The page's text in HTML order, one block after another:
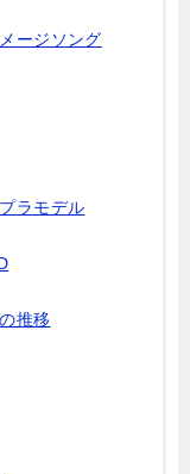
ージソング
ラモデル
推移